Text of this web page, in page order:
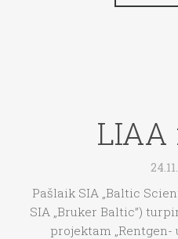
LIAA
Pašlaik SIA „Baltic
SIA „Bruker Baltic”)
projektam